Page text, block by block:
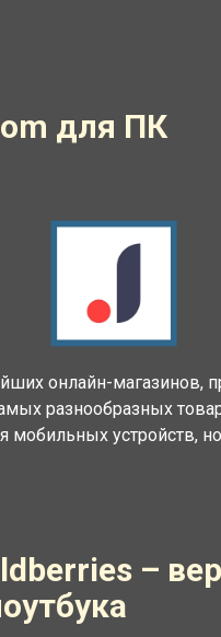
для ПК
онлайн-магазинов,
разнообразных
устройств,
–